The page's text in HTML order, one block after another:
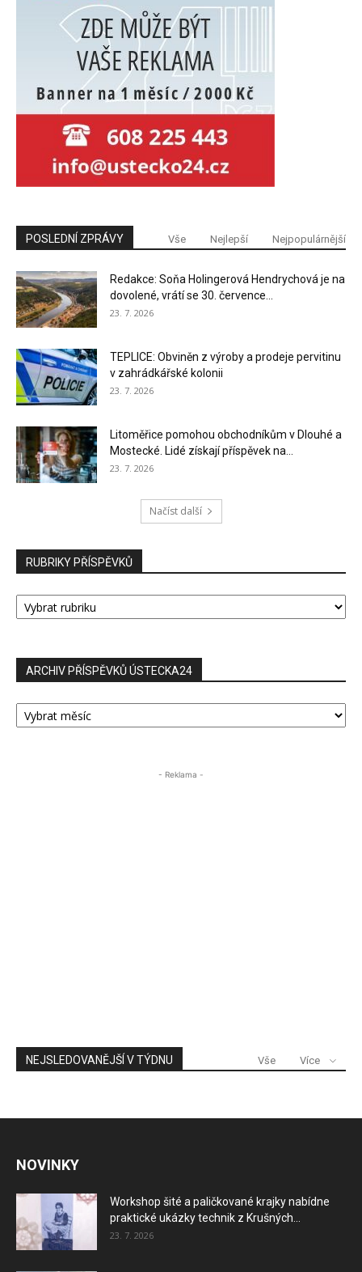
POSLEDNÍ ZPRÁVY Vše Nejlepší Nejpopulárnější
Redakce: Soňa Holingerová Hendrychová je na
dovolené, vrátí se 30. července...
23. 7. 2026
TEPLICE: Obviněn z výroby a prodeje pervitinu
v zahrádkářské kolonii
23. 7. 2026
Litoměřice pomohou obchodníkům v Dlouhé a
Mostecké. Lidé získají příspěvek na...
23. 7. 2026
Načíst další
RUBRIKY PŘÍSPĚVKŮ
RUBRIKY
PŘÍSPĚVKŮ
ARCHIV PŘÍSPĚVKŮ ÚSTECKA24
ARCHIV
PŘÍSPĚVKŮ
- Reklama -
NEJSLEDOVANĚJŠÍ V TÝDNU Vše Více
NOVINKY
Workshop šité a paličkované krajky nabídne
praktické ukázky technik z Krušných...
23. 7. 2026